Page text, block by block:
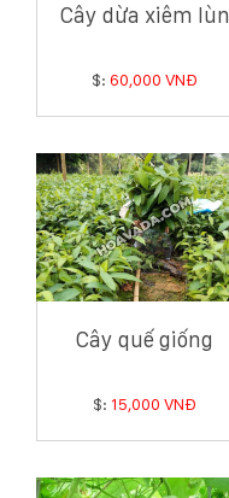
Cây dừa xiêm lùn
$: 60,000 VNĐ
Cây quế giống
$: 15,000 VNĐ